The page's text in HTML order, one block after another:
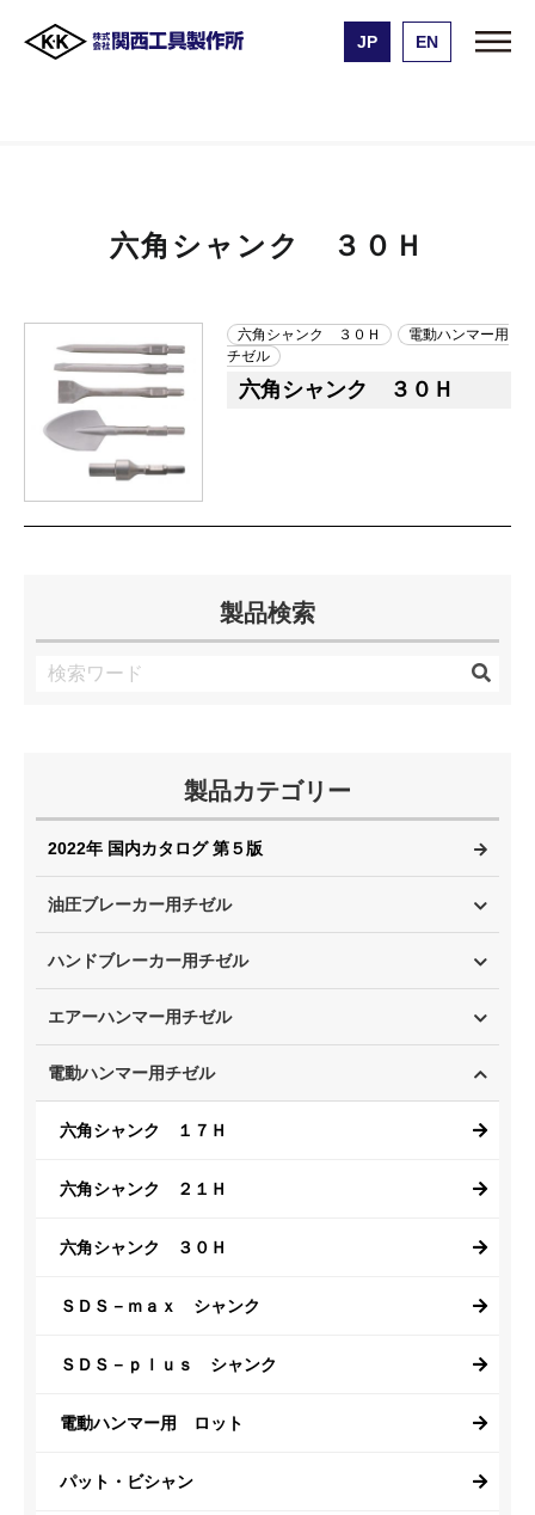
JP EN
製品検索
製品カテゴリー
2022年 国内カタログ 第５版
油圧ブレーカー用チゼル
ハンドブレーカー用チゼル
エアーハンマー用チゼル
電動ハンマー用チゼル
六角シャンク １７Ｈ
六角シャンク ２１Ｈ
六角シャンク ３０Ｈ
ＳＤＳ－ｍａｘ シャンク
ＳＤＳ－ｐｌｕｓ シャンク
電動ハンマー用 ロット
パット・ビシャン
六角シャンク ３０Ｈ
六角シャンク ３０Ｈ
電動ハンマー用
チゼル
六角シャンク ３０Ｈ